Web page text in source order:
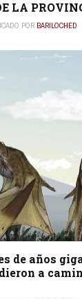
LA
POR BARILOCHED
de años
a